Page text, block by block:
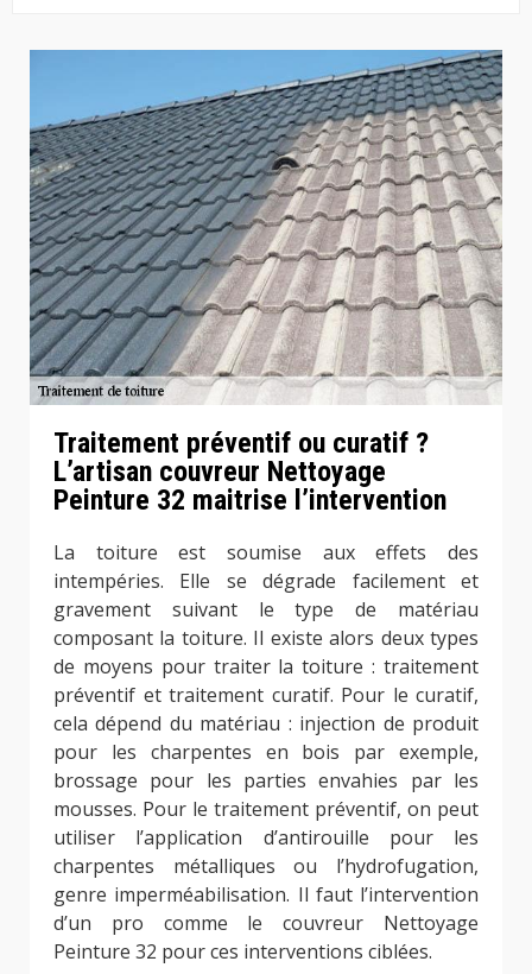
Traitement préventif ou curatif ?
L’artisan couvreur Nettoyage
Peinture 32 maitrise l’intervention
La toiture est soumise aux effets des
intempéries. Elle se dégrade facilement et
gravement suivant le type de matériau
composant la toiture. Il existe alors deux types
de moyens pour traiter la toiture : traitement
préventif et traitement curatif. Pour le curatif,
cela dépend du matériau : injection de produit
pour les charpentes en bois par exemple,
brossage pour les parties envahies par les
mousses. Pour le traitement préventif, on peut
utiliser l’application d’antirouille pour les
charpentes métalliques ou l’hydrofugation,
genre imperméabilisation. Il faut l’intervention
d’un pro comme le couvreur Nettoyage
Peinture 32 pour ces interventions ciblées.